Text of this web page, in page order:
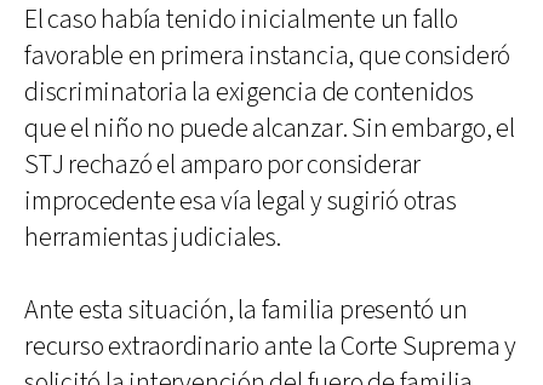
El caso había tenido inicialmente un fallo
favorable en primera instancia, que consideró
discriminatoria la exigencia de contenidos
que el niño no puede alcanzar. Sin embargo, el
STJ rechazó el amparo por considerar
improcedente esa vía legal y sugirió otras
herramientas judiciales.
Ante esta situación, la familia presentó un
recurso extraordinario ante la Corte Suprema y